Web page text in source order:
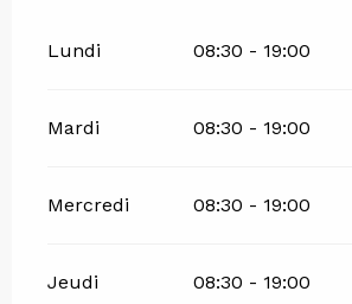
Lundi 08:30 - 19:00
Mardi 08:30 - 19:00
Mercredi 08:30 - 19:00
Jeudi 08:30 - 19:00